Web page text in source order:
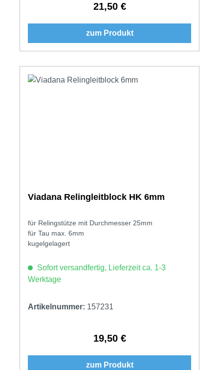
Regulärer Preis:
21,50 €
zum Produkt
Viadana Relingleitblock HK 6mm
für Relingstütze mit Durchmesser 25mm
für Tau max. 6mm
kugelgelagert
Sofort versandfertig, Lieferzeit ca. 1-3
Werktage
Artikelnummer: 157231
Regulärer Preis:
19,50 €
zum Produkt